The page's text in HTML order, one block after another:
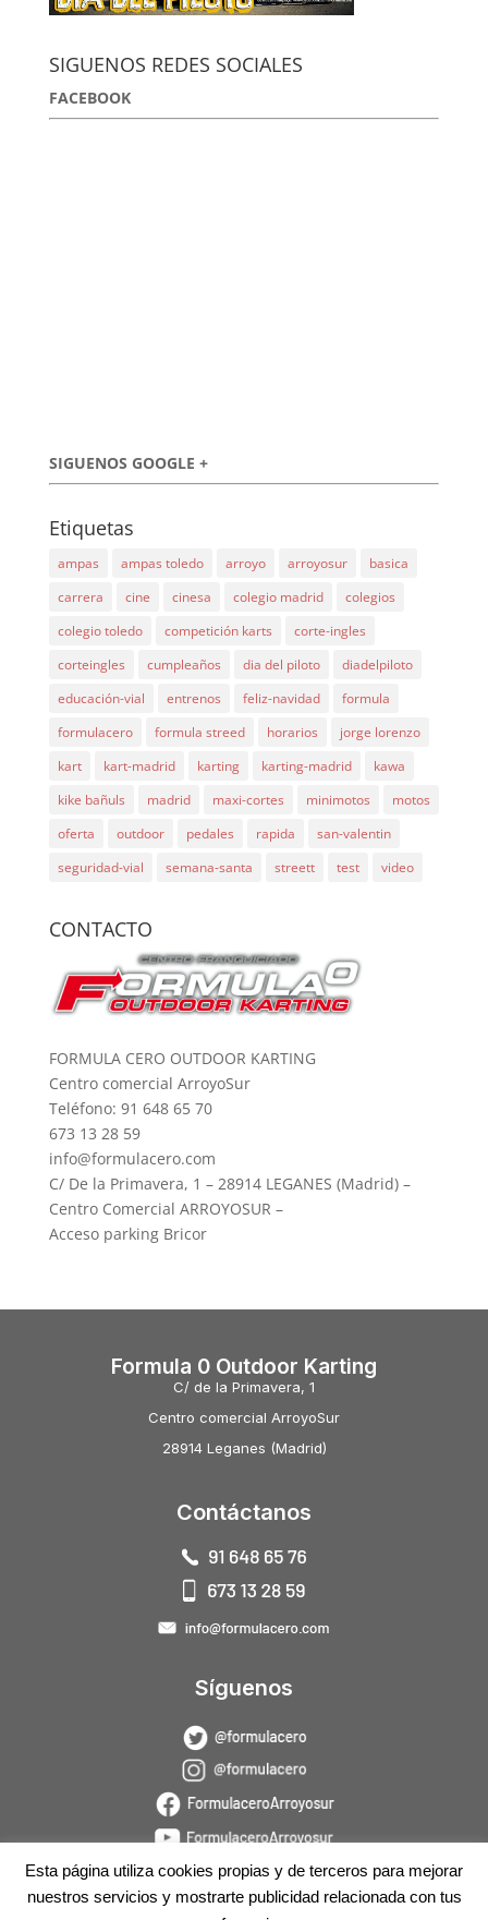
SIGUENOS REDES SOCIALES
FACEBOOK
SIGUENOS GOOGLE +
Etiquetas
ampas ampas toledo arroyo arroyosur
basica
carrera
cine cinesa colegio madrid
colegios
colegio toledo
competición karts
corte-ingles
corteingles
cumpleaños dia del piloto
diadelpiloto
educación-vial
entrenos feliz-navidad
formula
formulacero
formula streed horarios
jorge lorenzo
kart
kart-madrid karting karting-madrid
kawa
kike bañuls
madrid maxi-cortes minimotos
motos
oferta
outdoor pedales rapida
san-valentin
seguridad-vial
semana-santa streett test video
CONTACTO
FORMULA CERO OUTDOOR KARTING
Centro comercial ArroyoSur
Teléfono: 91 648 65 70
673 13 28 59
info@formulacero.com
C/ De la Primavera, 1 – 28914 LEGANES (Madrid) –
Centro Comercial ARROYOSUR –
Acceso parking Bricor
Formula 0 Outdoor Karting
C/ de la Primavera, 1
Centro comercial ArroyoSur
28914 Leganes (Madrid)
Contáctanos
Síguenos
Esta página utiliza cookies propias y de terceros para mejorar
nuestros servicios y mostrarte publicidad relacionada con tus